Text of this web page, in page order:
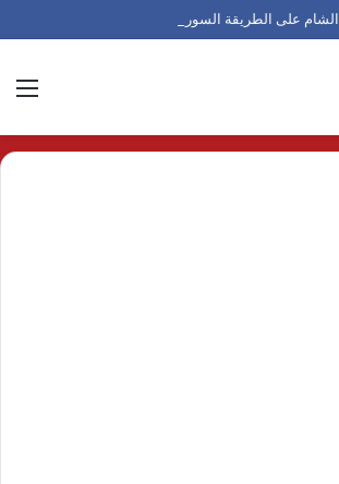
على الطريقة السورية